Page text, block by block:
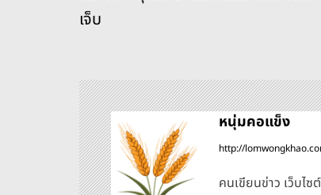
ะ
น
ว
เ
เจ็บ
หนุ่มคอแข็ง
http://
คนเขียนข่าว เว็บไ